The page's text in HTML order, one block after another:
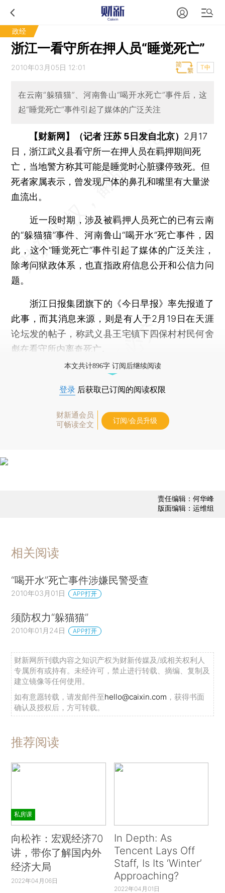
政经
浙江一看守所在押人员“睡觉死亡”
2010年03月05日 12:01 T中
在云南“躲猫猫”、河南鲁山“喝开水死亡”事件后，这
起“睡觉死亡”事件引起了媒体的广泛关注
【财新网】（记者 汪苏 5日发自北京） 2月17
日，浙江武义县看守所一在押人员在羁押期间死
亡，当地警方称其可能是睡觉时心脏骤停致死。但
死者家属表示，曾发现尸体的鼻孔和嘴里有大量淤
血流出。
近一段时期，涉及被羁押人员死亡的已有云南
的“躲猫猫”事件、河南鲁山“喝开水”死亡事件，因
此，这个“睡觉死亡”事件引起了媒体的广泛关注，
除考问狱政体系，也直指政府信息公开和公信力问
题。
浙江日报集团旗下的《今日早报》率先报道了
此事，而其消息来源，则是有人于2月19日在天涯
论坛发的帖子，称武义县王宅镇下四保村村民何舍
彪在看守所内离奇死亡。
本文共计896字 订阅后继续阅读
登录 后获取已订阅的阅读权限
财新通会员
可畅读全文
订阅/会员升级
责任编辑：何华峰
版面编辑：运维组
相关阅读
“喝开水”死亡事件涉嫌民警受查
2010年03月01日 APP打开
须防权力“躲猫猫”
2010年01月24日 APP打开
财新网所刊载内容之知识产权为财新传媒及/或相关权利人
专属所有或持有。未经许可，禁止进行转载、摘编、复制及
建立镜像等任何使用。
如有意愿转载，请发邮件至hello@caixin.com ，获得书面
确认及授权后，方可转载。
推荐阅读
私房课
向松祚：宏观经济70
讲，带你了解国内外
经济大局
2022年04月06日
In Depth: As
Tencent Lays Off
Staff, Is Its ‘Winter’
Approaching?
2022年04月01日